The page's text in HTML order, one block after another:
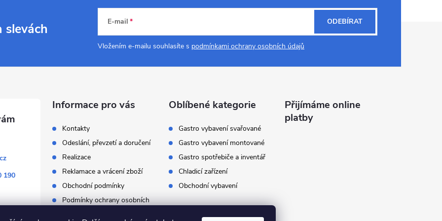
slevách E-mail
Vložením e-mailu souhlasíte s podmínkami ochrany osobních údajů
ODEBÍRAT
190
Informace pro vás
Kontakty
Odeslání, převzetí a doručení
Realizace
Reklamace a vrácení zboží
Obchodní podmínky
Podmínky ochrany osobních
údajů
Oblíbené kategorie
Gastro vybavení svařované
Gastro vybavení montované
Gastro spotřebiče a inventář
Chladicí zařízení
Obchodní vybavení
Přijímáme online
platby